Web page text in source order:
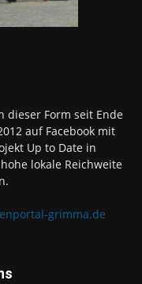
dieser Form seit Ende
auf Facebook mit
Up to Date in
lokale Reichweite
grimma.de